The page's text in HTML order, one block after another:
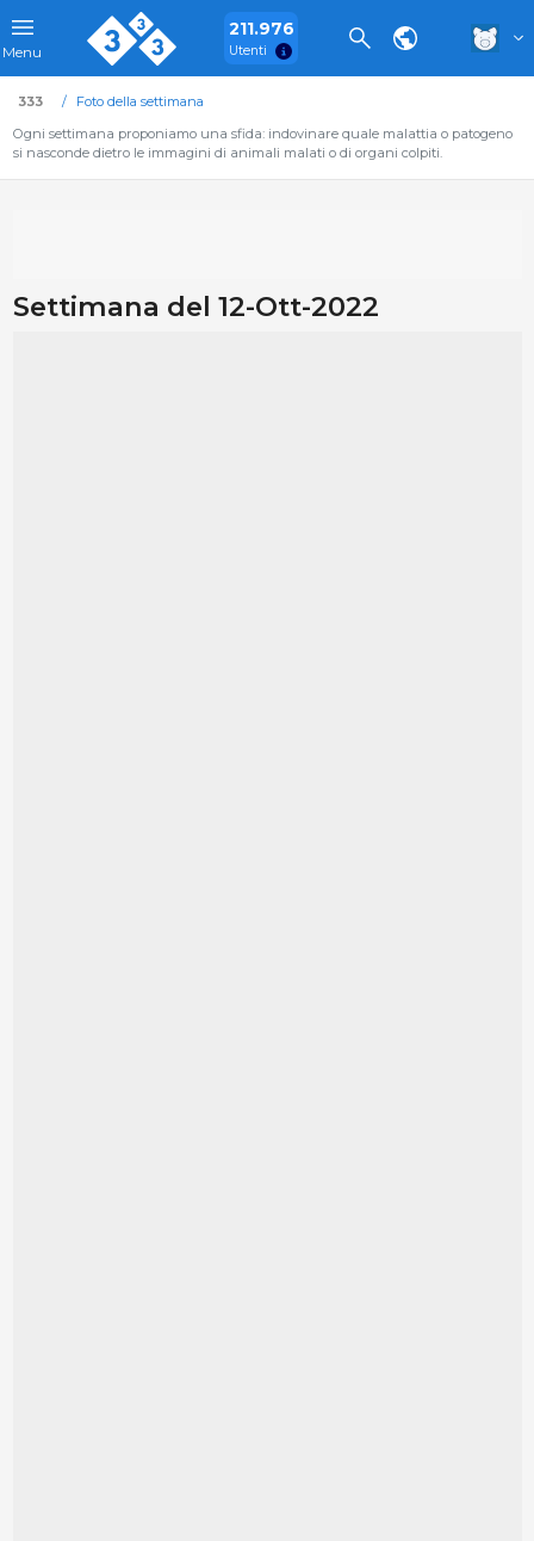
Menu
211.976
Utenti
333
Foto della settimana
Ogni settimana proponiamo una sfida: indovinare quale malattia o patogeno
si nasconde dietro le immagini di animali malati o di organi colpiti.
Settimana del 12-Ott-2022